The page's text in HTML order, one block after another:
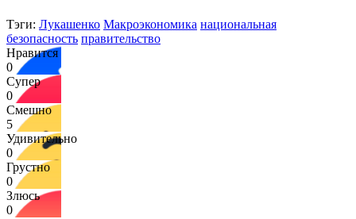
Тэги: Лукашенко Макроэкономика национальная
безопасность правительство
Нравится
0
Супер
0
Смешно
5
Удивительно
0
Грустно
0
Злюсь
0